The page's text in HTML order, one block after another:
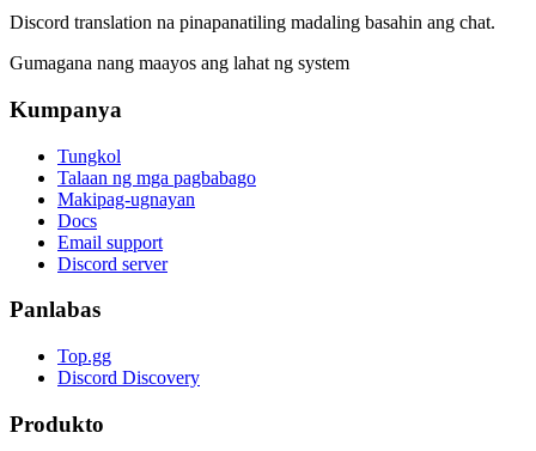
Discord translation na pinapanatiling madaling basahin ang chat.
Gumagana nang maayos ang lahat ng system
Kumpanya
Tungkol
Talaan ng mga pagbabago
Makipag-ugnayan
Docs
Email support
Discord server
Panlabas
Top.gg
Discord Discovery
Produkto